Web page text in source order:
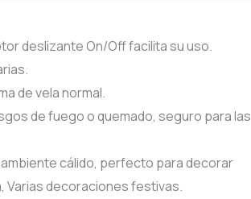
deslizante On/Off facilita su uso.
de vela normal.
de fuego o quemado, seguro para las
ambiente cálido, perfecto para decorar
decoraciones festivas.